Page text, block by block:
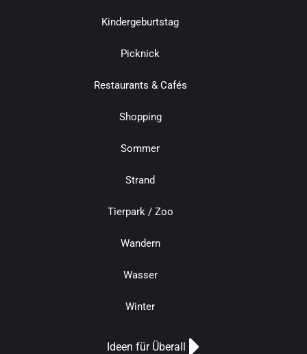
Kindergeburtstag
Picknick
Restaurants & Cafés
Shopping
Sommer
Strand
Tierpark / Zoo
Wandern
Wasser
Winter
Ideen für Überall